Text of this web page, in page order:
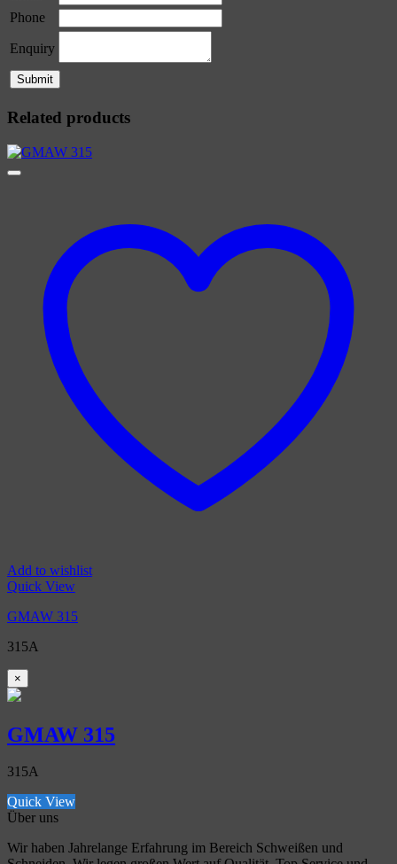
Phone
Enquiry
Related products
Add to wishlist
Quick View
GMAW 315
315A
×
GMAW 315
315A
Quick View
Über uns
Wir haben Jahrelange Erfahrung im Bereich Schweißen und